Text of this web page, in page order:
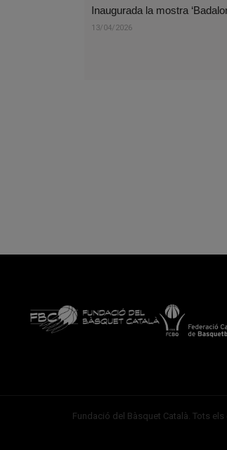
Inaugurada la mostra
13/04/2026
Fundació del Bàsquet Català. Tots